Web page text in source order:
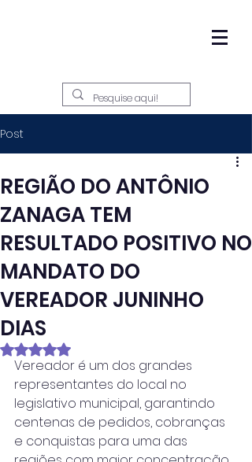
Post
REGIÃO DO ANTÔNIO
ZANAGA TEM
RESULTADO POSITIVO NO
MANDATO DO
VEREADOR JUNINHO
DIAS
Avaliado com NaN de 5 estrelas.
Vereador é um dos grandes
representantes do local no
legislativo municipal, garantindo
centenas de pedidos, cobranças
e conquistas para uma das